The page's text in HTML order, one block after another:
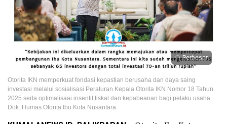
Perbesar
Otorita IKN memperkuat fondasi kepastian berusaha dan daya saing
investasi melalui sosialisasi Peraturan Kepala Otorita IKN Nomor 18 Tahun
2025 serta optimalisaai insentif fiskal dan kepabeanan bagi pelaku usaha.
Dok: Humas Otorita Ibu Kota Nusantara.